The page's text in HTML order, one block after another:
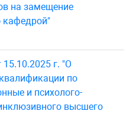
на замещение
кафедрой"
г. "О
по
и психолого-
высшего